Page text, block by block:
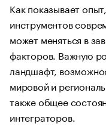
Как показывает
инструментов
может меняться в
факторов. Важную
ландшафт,
мировой и
также общее
интеграторов.